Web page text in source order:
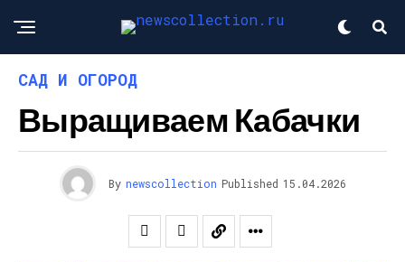
САД И ОГОРОД
Выращиваем Кабачки
By newscollection Published 15.04.2026